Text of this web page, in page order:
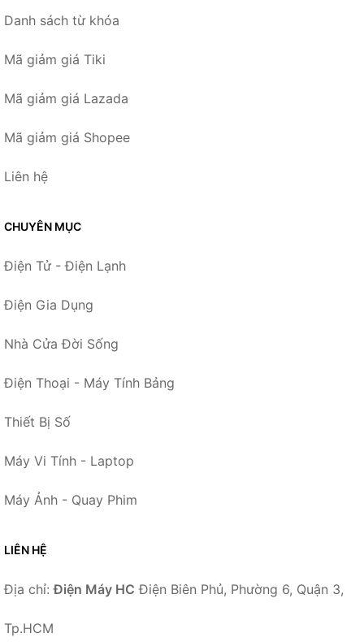
Danh sách từ khóa
Mã giảm giá Tiki
Mã giảm giá Lazada
Mã giảm giá Shopee
Liên hệ
CHUYÊN MỤC
Điện Tử - Điện Lạnh
Điện Gia Dụng
Nhà Cửa Đời Sống
Điện Thoại - Máy Tính Bảng
Thiết Bị Số
Máy Vi Tính - Laptop
Máy Ảnh - Quay Phim
LIÊN HỆ
Địa chỉ:Điện Máy HC Điện Biên Phủ, Phường 6, Quận 3,
Tp.HCM